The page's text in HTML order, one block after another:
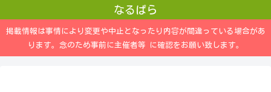
なるぱら
掲載情報は事情により変更や中止となったり内容が間違っている場合があ
ります。念のため事前に主催者等 に確認をお願い致します。